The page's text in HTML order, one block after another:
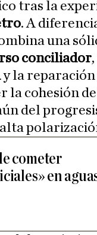
tras la
. A
una
conciliador
y la reparación
la cohesión
del
cometer
en